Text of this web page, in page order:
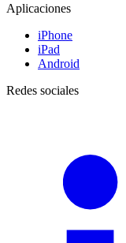
Aplicaciones
iPhone
iPad
Android
Redes sociales